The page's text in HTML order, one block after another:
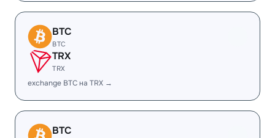
BTC
BTC
TRX
TRX
exchange BTC на TRX →
BTC